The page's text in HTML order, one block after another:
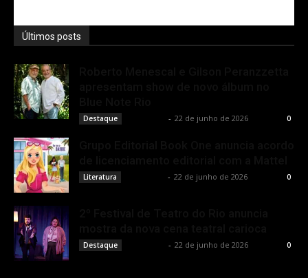
Últimos posts
Destaque - 22 de junho de 2026 0
Literatura - 22 de junho de 2026 0
Destaque - 22 de junho de 2026 0